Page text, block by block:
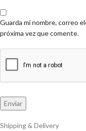
Guarda mi nombre, correo
próxima vez que comente.
Shipping & Delivery